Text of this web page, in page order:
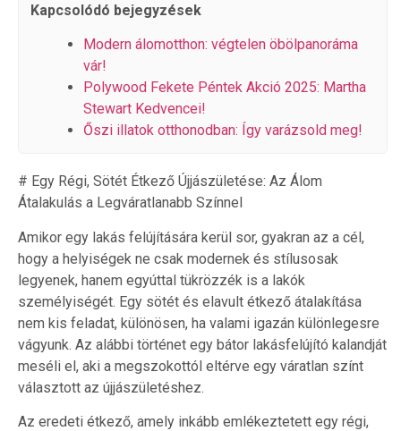
Kapcsolódó bejegyzések
Modern álomotthon: végtelen öbölpanoráma
vár!
Polywood Fekete Péntek Akció 2025: Martha
Stewart Kedvencei!
Őszi illatok otthonodban: Így varázsold meg!
# Egy Régi, Sötét Étkező Újjászületése: Az Álom
Átalakulás a Legváratlanabb Színnel
Amikor egy lakás felújítására kerül sor, gyakran az a cél,
hogy a helyiségek ne csak modernek és stílusosak
legyenek, hanem egyúttal tükrözzék is a lakók
személyiségét. Egy sötét és elavult étkező átalakítása
nem kis feladat, különösen, ha valami igazán különlegesre
vágyunk. Az alábbi történet egy bátor lakásfelújító kalandját
meséli el, aki a megszokottól eltérve egy váratlan színt
választott az újjászületéshez.
Az eredeti étkező, amely inkább emlékeztetett egy régi,